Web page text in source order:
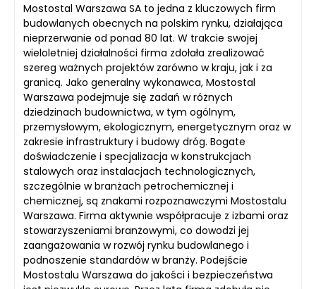
Mostostal Warszawa SA to jedna z kluczowych firm
budowlanych obecnych na polskim rynku, działająca
nieprzerwanie od ponad 80 lat. W trakcie swojej
wieloletniej działalności firma zdołała zrealizować
szereg ważnych projektów zarówno w kraju, jak i za
granicą. Jako generalny wykonawca, Mostostal
Warszawa podejmuje się zadań w różnych
dziedzinach budownictwa, w tym ogólnym,
przemysłowym, ekologicznym, energetycznym oraz w
zakresie infrastruktury i budowy dróg. Bogate
doświadczenie i specjalizacja w konstrukcjach
stalowych oraz instalacjach technologicznych,
szczególnie w branżach petrochemicznej i
chemicznej, są znakami rozpoznawczymi Mostostalu
Warszawa. Firma aktywnie współpracuje z izbami oraz
stowarzyszeniami branżowymi, co dowodzi jej
zaangażowania w rozwój rynku budowlanego i
podnoszenie standardów w branży. Podejście
Mostostalu Warszawa do jakości i bezpieczeństwa